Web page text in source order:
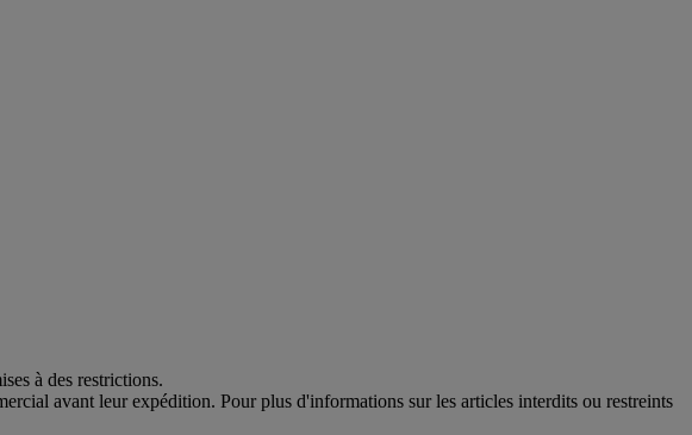
à des restrictions.
avant leur expédition. Pour plus d'informations sur les articles interdits ou restreints